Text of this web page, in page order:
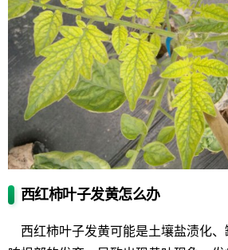
西红柿叶子发黄怎么办
西红柿叶子发黄可能是土壤盐渍化